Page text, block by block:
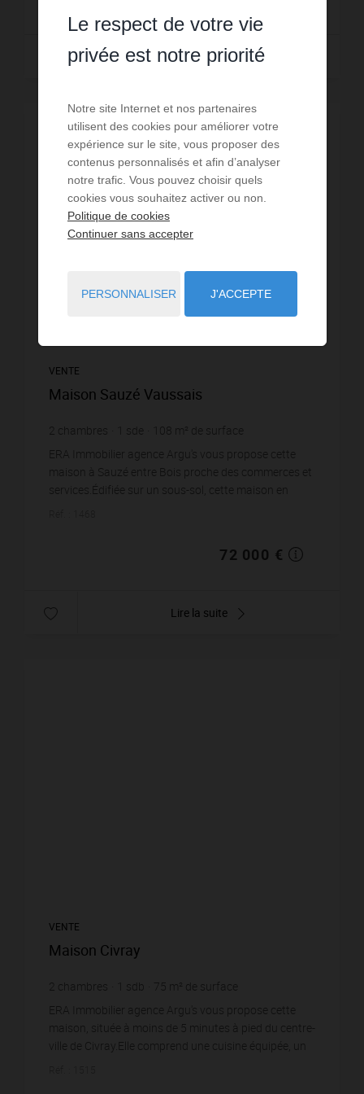
Lire la suite
VENTE
Maison Sauzé Vaussais
2 chambres sde 108 m² de surface
972
666,67 €
ERA Immobilier agence Argu's vous propose cette
maison à Sauzé entre Bois proche des commerces et
services.Édifiée sur un sous-sol, cette maison en
72 000 €
Lire la suite
VENTE
Maison Civray
2 chambres sdb 75 m² de surface
537
1 146,67 €
ERA Immobilier agence Argu's vous propose cette
maison, située à moins de 5 minutes à pied du centre-
ville de Civray.Elle comprend une cuisine équipée, un
Le respect de votre vie
privée est notre priorité
Notre site Internet et nos partenaires
utilisent des cookies pour améliorer votre
expérience sur le site, vous proposer des
contenus personnalisés et afin d’analyser
notre trafic. Vous pouvez choisir quels
cookies vous souhaitez activer ou non.
Politique de cookies
Continuer sans accepter
PERSONNALISER J'ACCEPTE